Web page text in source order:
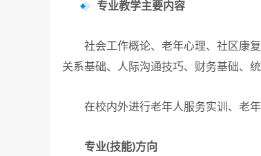
专业教学主要内容
社会工作概论、老年心理、社区康复
关系基础、人际沟通技巧、财务基础、
在校内外进行老年人服务实训、老年
专业(技能)方向